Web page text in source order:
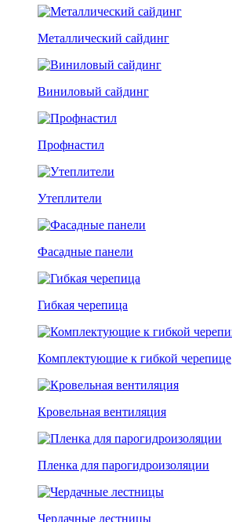
Металлический сайдинг
Виниловый сайдинг
Профнастил
Утеплители
Фасадные панели
Гибкая черепица
Комплектующие к гибкой черепице
Кровельная вентиляция
Пленка для парогидроизоляции
Чердачные лестницы